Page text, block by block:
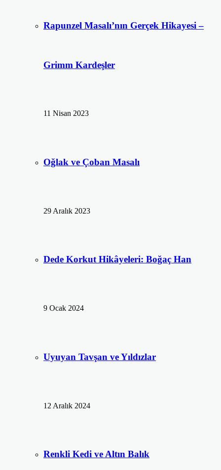
Rapunzel Masalı’nın Gerçek Hikayesi –
Grimm Kardeşler
11 Nisan 2023
Oğlak ve Çoban Masalı
29 Aralık 2023
Dede Korkut Hikâyeleri: Boğaç Han
9 Ocak 2024
Uyuyan Tavşan ve Yıldızlar
12 Aralık 2024
Renkli Kedi ve Altın Balık